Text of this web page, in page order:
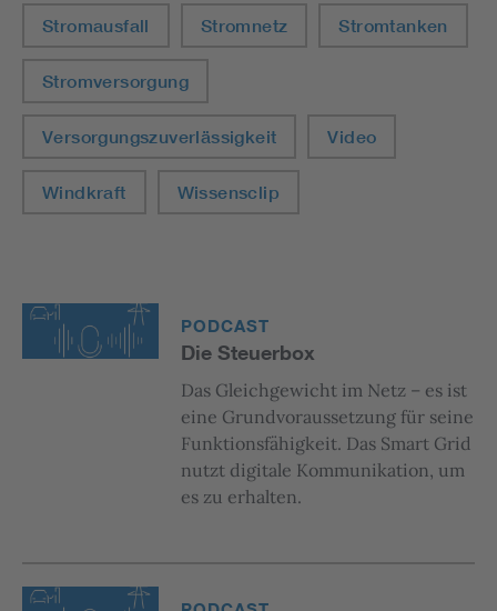
Stromausfall Stromnetz Stromtanken
Stromversorgung
Versorgungszuverlässigkeit Video
Windkraft Wissensclip
PODCAST
Die Steuerbox
Das Gleichgewicht im Netz – es ist
eine Grundvoraussetzung für seine
Funktionsfähigkeit. Das Smart Grid
nutzt digitale Kommunikation, um
es zu erhalten.